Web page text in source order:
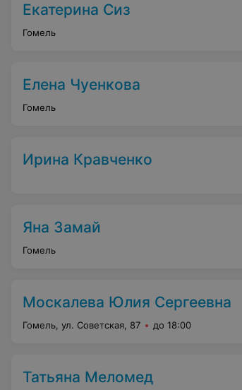
Екатерина Сиз
Гомель
Елена Чуенкова
Гомель
Ирина Кравченко
Яна Замай
Гомель
Москалева Юлия Сергеевна
Гомель, ул. Советская, 87 до 18:00
Татьяна Меломед